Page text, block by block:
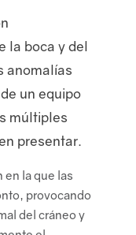
la boca y del
anomalías
un equipo
múltiples
presentar.
la que las
provocando
del cráneo y